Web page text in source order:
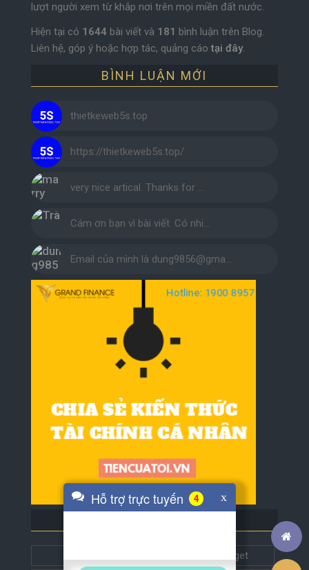
lượt người xem từ khắp nơi trên mọi miền đất nước.
Hiện tại có 1644bài viết và 181 bình luận trên Blog.
Liên hệ, góp ý hoặc hợp tác, quảng cáotại đây.
BÌNH LUẬN MỚI
thietkeweb5s.top
https://thietkeweb5s.top/
very nice artical. Thanks for …
Cám ơn bạn vì bài viết. Có nhi…
Email của mình là dung9856@gma…
Get this widget
Hỗ trợ trực tuyến 4 x